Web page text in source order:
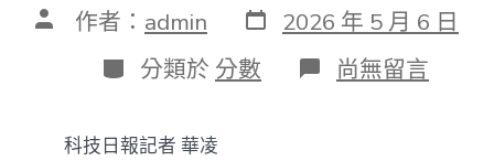
文 作者： admin 發
表
日
期
2026 年 5 月 6 日
分
類
分類於 分數 在
〈熱
尚無留言
科技日報記者 華凌